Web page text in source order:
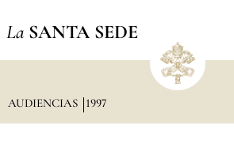
La SANTA SEDE
AUDIENCIAS 1997